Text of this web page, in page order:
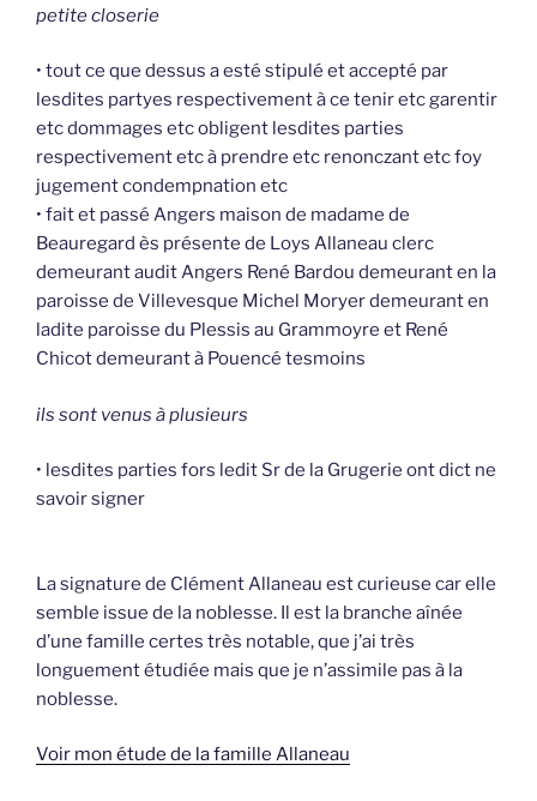
petite closerie
• tout ce que dessus a esté stipulé et accepté par
lesdites partyes respectivement à ce tenir etc garentir
etc dommages etc obligent lesdites parties
respectivement etc à prendre etc renonczant etc foy
jugement condempnation etc
• fait et passé Angers maison de madame de
Beauregard ès présente de Loys Allaneau clerc
demeurant audit Angers René Bardou demeurant en la
paroisse de Villevesque Michel Moryer demeurant en
ladite paroisse du Plessis au Grammoyre et René
Chicot demeurant à Pouencé tesmoins
ils sont venus à plusieurs
• lesdites parties fors ledit Sr de la Grugerie ont dict ne
savoir signer
La signature de Clément Allaneau est curieuse car elle
semble issue de la noblesse. Il est la branche aînée
d’une famille certes très notable, que j’ai très
longuement étudiée mais que je n’assimile pas à la
noblesse.
Voir mon étude de la famille Allaneau